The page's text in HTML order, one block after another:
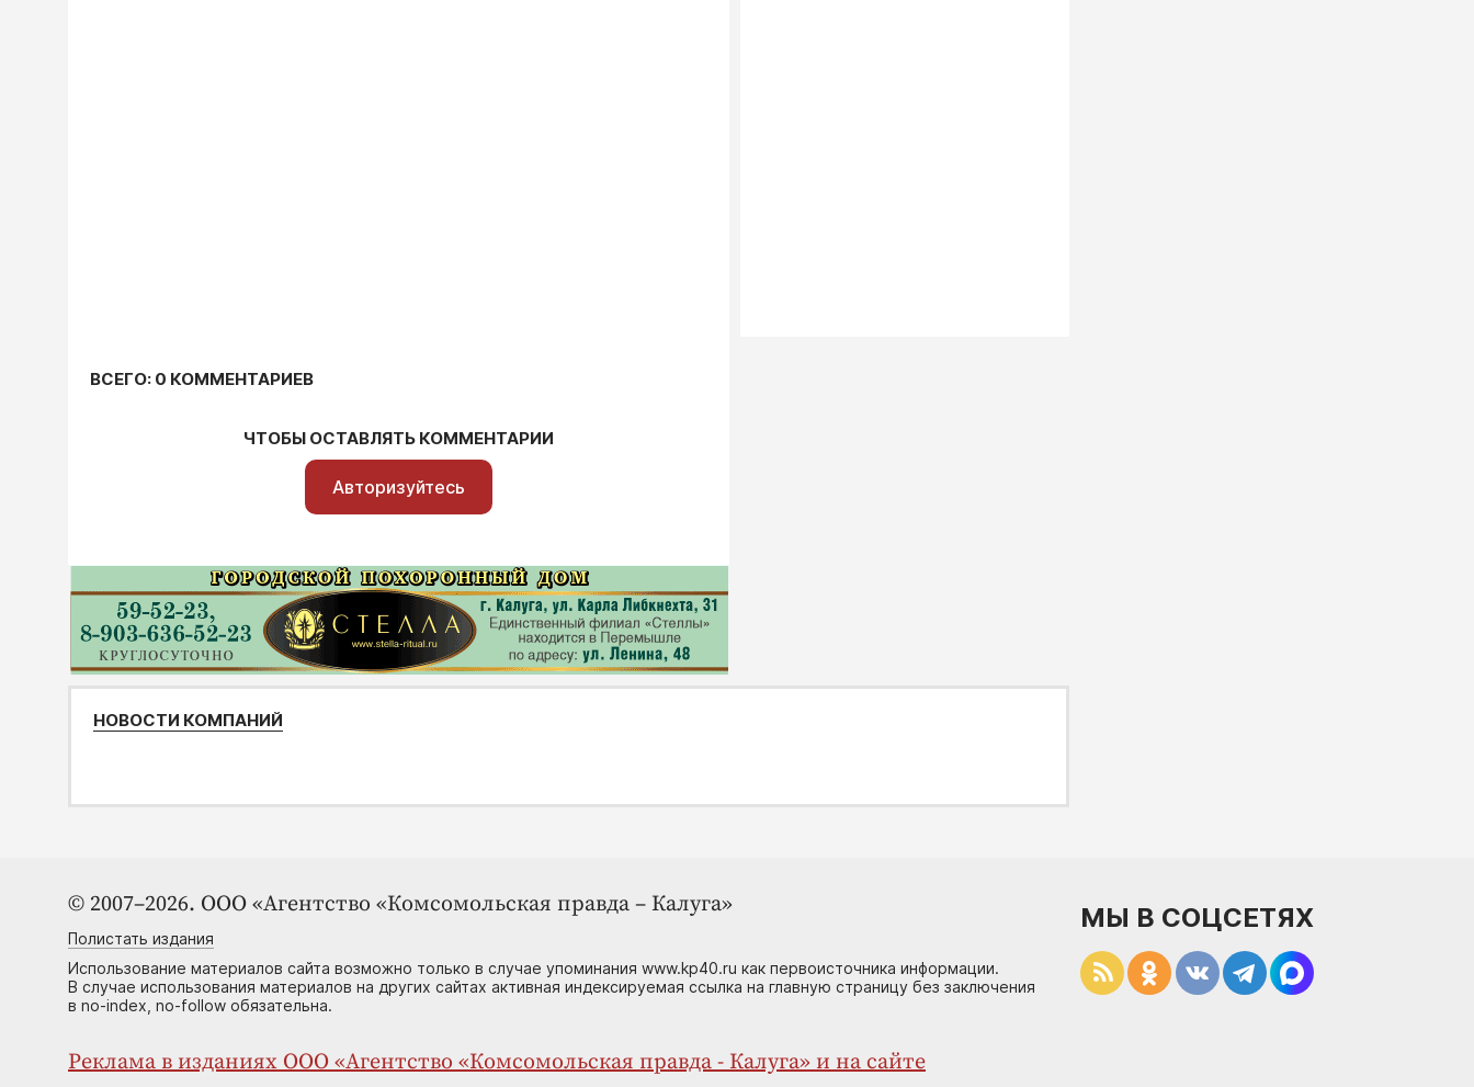
ВСЕГО: 0 КОММЕНТАРИЕВ
ЧТОБЫ ОСТАВЛЯТЬ КОММЕНТАРИИ
Авторизуйтесь
НОВОСТИ КОМПАНИЙ
© 2007–2026. ООО «Агентство «Комсомольская правда – Калуга»
Полистать издания
Использование материалов сайта возможно только в случае упоминания www.kp40.ru как первоисточника информации.
В случае использования материалов на других сайтах активная индексируемая ссылка на главную страницу без заключения
в no-index, no-follow обязательна.
Реклама в изданиях ООО «Агентство «Комсомольская правда - Калуга» и на сайте
МЫ В СОЦСЕТЯХ